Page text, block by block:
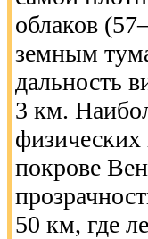
облаков
земным
дальность
3 км.
физических
покрове
50 км, где